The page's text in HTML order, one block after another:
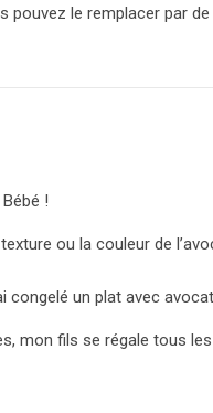
pouvez le remplacer par
!
ou la couleur de
congelé un plat avec
mon fils se régale tous